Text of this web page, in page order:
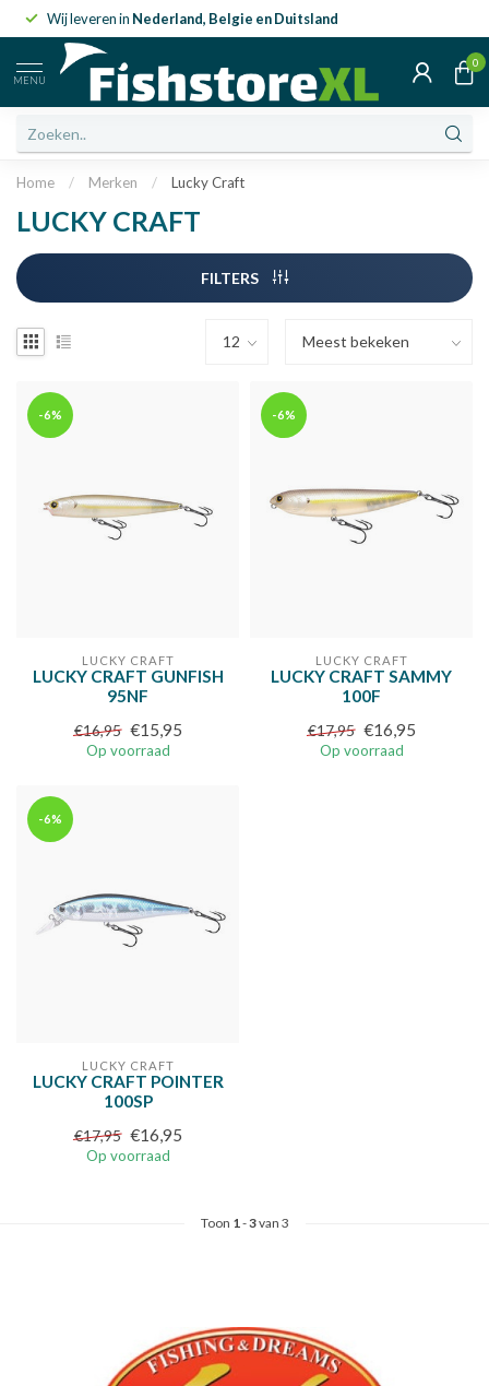
Wij leveren in Nederland, Belgie en Duitsland
MENU
0
Home / Merken / Lucky Craft
LUCKY CRAFT
FILTERS
-6%
LUCKY CRAFT
LUCKY CRAFT GUNFISH
95NF
€16,95 €15,95
Op voorraad
-6%
LUCKY CRAFT
LUCKY CRAFT SAMMY
100F
€17,95 €16,95
Op voorraad
-6%
LUCKY CRAFT
LUCKY CRAFT POINTER
100SP
€17,95 €16,95
Op voorraad
Toon 1 -3van 3